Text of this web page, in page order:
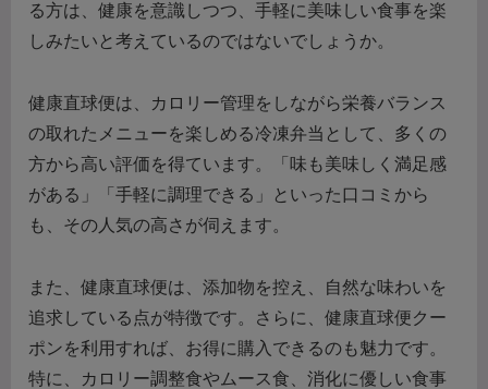
る方は、健康を意識しつつ、手軽に美味しい食事を楽
しみたいと考えているのではないでしょうか。
健康直球便は、カロリー管理をしながら栄養バランス
の取れたメニューを楽しめる冷凍弁当として、多くの
方から高い評価を得ています。「味も美味しく満足感
がある」「手軽に調理できる」といった口コミから
も、その人気の高さが伺えます。
また、健康直球便は、添加物を控え、自然な味わいを
追求している点が特徴です。さらに、健康直球便クー
ポンを利用すれば、お得に購入できるのも魅力です。
特に、カロリー調整食やムース食、消化に優しい食事